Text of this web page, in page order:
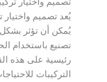
يُمكن أن تؤثر
تصنيع باستخدام
رئيسية على هذه
التركيبات